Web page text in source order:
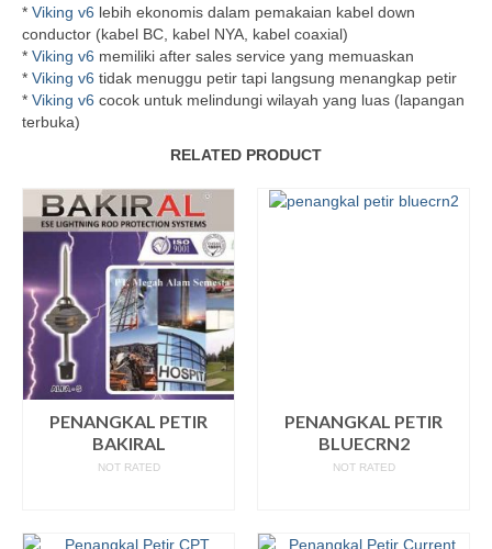
* Viking v6 lebih ekonomis dalam pemakaian kabel down
conductor (kabel BC, kabel NYA, kabel coaxial)
* Viking v6 memiliki after sales service yang memuaskan
* Viking v6 tidak menuggu petir tapi langsung menangkap petir
* Viking v6 cocok untuk melindungi wilayah yang luas (lapangan
terbuka)
RELATED PRODUCT
PENANGKAL PETIR
BAKIRAL
NOT RATED
PENANGKAL PETIR
BLUECRN2
NOT RATED